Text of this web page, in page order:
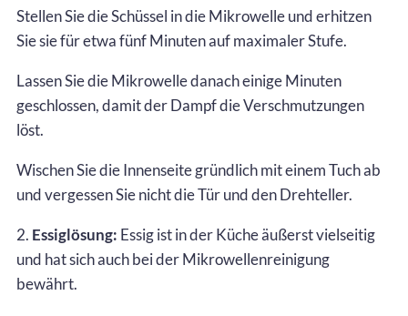
Stellen Sie die Schüssel in die Mikrowelle und erhitzen
Sie sie für etwa fünf Minuten auf maximaler Stufe.
Lassen Sie die Mikrowelle danach einige Minuten
geschlossen, damit der Dampf die Verschmutzungen
löst.
Wischen Sie die Innenseite gründlich mit einem Tuch ab
und vergessen Sie nicht die Tür und den Drehteller.
2. Essiglösung: Essig ist in der Küche äußerst vielseitig
und hat sich auch bei der Mikrowellenreinigung
bewährt.